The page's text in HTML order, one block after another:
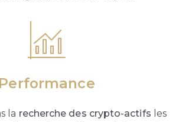
Performance
la recherche des crypto-actifs les